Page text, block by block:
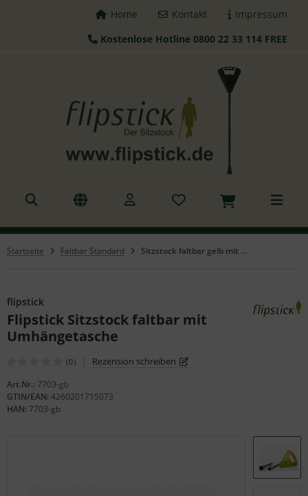
Impressum
Kontakt
Home
Kostenlose Hotline 0800 22 33 114 FREE
Startseite Faltbar Standard Sitzstock faltbar gelb mit Tasche
flipstick
Flipstick Sitzstock faltbar mit
Umhängetasche
(0) | Rezension schreiben
Art.Nr.: 7703-gb
GTIN/EAN: 4260201715073
HAN: 7703-gb